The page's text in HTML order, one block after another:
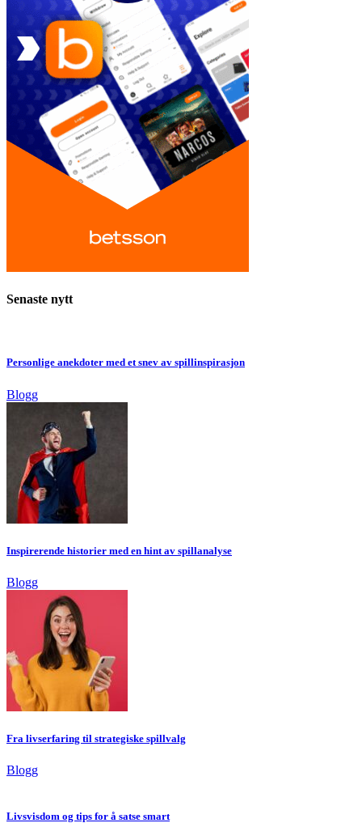
Senaste nytt
Personlige anekdoter med et snev av spillinspirasjon
Blogg
Inspirerende historier med en hint av spillanalyse
Blogg
Fra livserfaring til strategiske spillvalg
Blogg
Livsvisdom og tips for å satse smart